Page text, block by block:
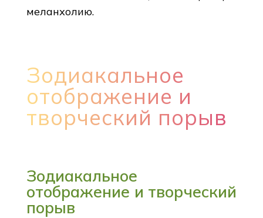
меланхолию.
Зодиакальное
отображение и
творческий порыв
Зодиакальное
отображение и творческий
порыв